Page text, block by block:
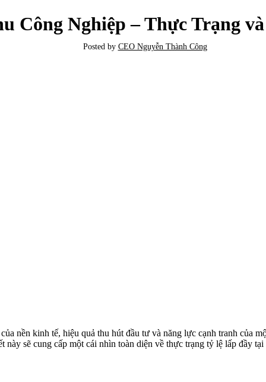
Công Nghiệp – Thực Trạng
Posted by CEO Nguyễn Thành Công
nền kinh tế, hiệu quả thu hút đầu tư và năng lực cạnh tranh của
sẽ cung cấp một cái nhìn toàn diện về thực trạng tỷ lệ lấp đầy